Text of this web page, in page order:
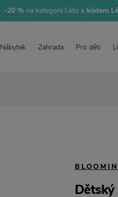
-20 %na kategorii Létos kódem
Nábytek Zahrada Pro děti
Dětský